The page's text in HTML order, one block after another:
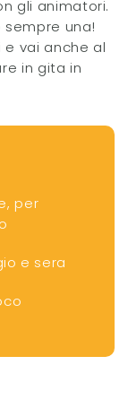
gli animatori.
una!
vai anche al
in gita in
per
e sera